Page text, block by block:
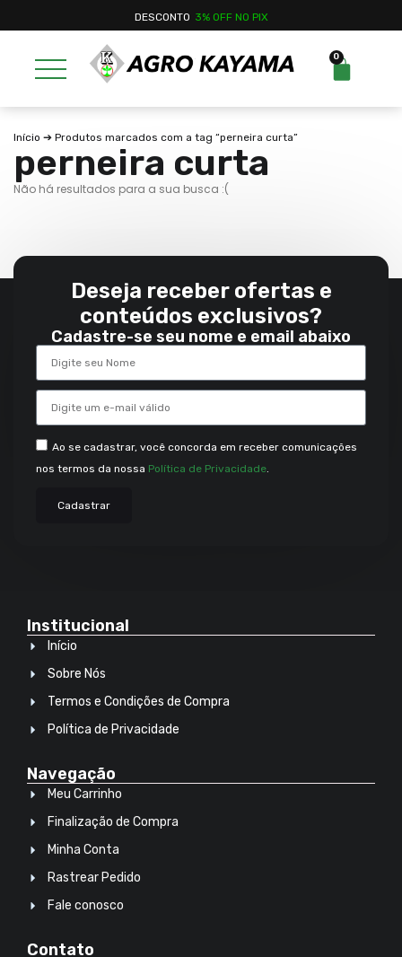
DESCONTO 3% OFF NO PIX
0
Início ➔ Produtos marcados com a tag “perneira curta”
perneira curta
Não há resultados para a sua busca :(
Deseja receber ofertas e
conteúdos exclusivos?
Cadastre-se seu nome e email abaixo
Ao se cadastrar, você concorda em receber comunicações
nos termos da nossa Política de Privacidade
Cadastrar
Institucional
Início
Sobre Nós
Termos e Condições de Compra
Política de Privacidade
Navegação
Meu Carrinho
Finalização de Compra
Minha Conta
Rastrear Pedido
Fale conosco
Contato